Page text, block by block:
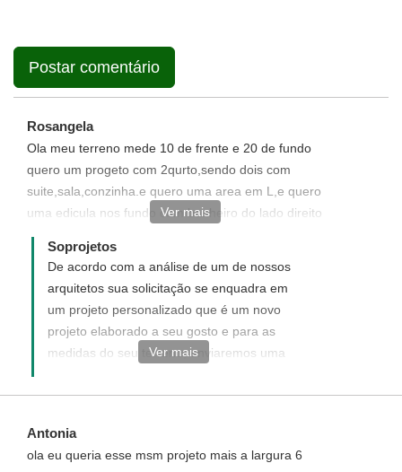
Rosangela
Ola meu terreno mede 10 de frente e 20 de fundo
quero um progeto com 2qurto,sendo dois com
suite,sala,conzinha.e quero uma area em L,e quero
uma edicula nos fundo com banheiro do lado direito
dos fundo pegado com o muro.e do lado esquerdo
quero uma piscina pequena
Ver mais
Soprojetos
De acordo com a análise de um de nossos
arquitetos sua solicitação se enquadra em
um projeto personalizado que é um novo
projeto elaborado a seu gosto e para as
medidas do seu terreno, enviaremos uma
funciona, quais os custos e como adquirir
quaisquer dúvida será um prazer ter você
como uma de nossas clientes.
Ver mais
Antonia
ola eu queria esse msm projeto mais a largura 6